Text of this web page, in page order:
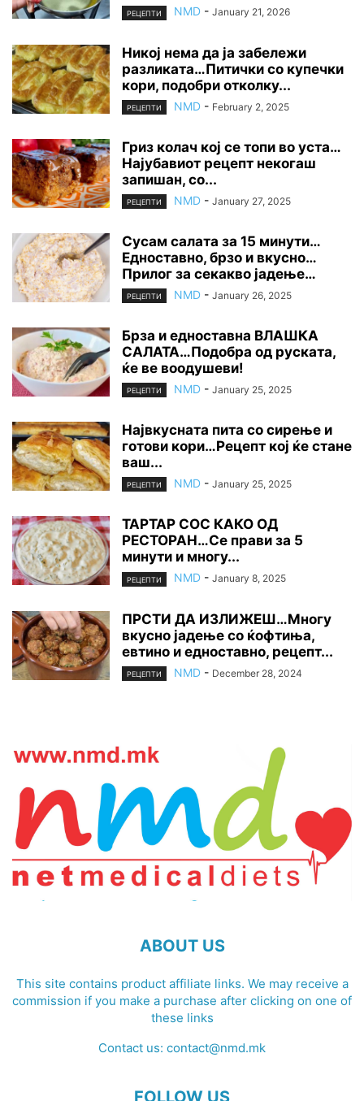
РЕЦЕПТИ NMD - January 21, 2026
Никој нема да ја забележи
разликата…Питички со купечки
кори, подобри отколку...
РЕЦЕПТИ NMD - February 2, 2025
Гриз колач кој се топи во уста…
Најубавиот рецепт некогаш
запишан, со...
РЕЦЕПТИ NMD - January 27, 2025
Сусам салата за 15 минути…
Едноставно, брзо и вкусно…
Прилог за секакво јадење…
РЕЦЕПТИ NMD - January 26, 2025
Брза и едноставна ВЛАШКА
САЛАТА…Подобра од руската,
ќе ве воодушеви!
РЕЦЕПТИ NMD - January 25, 2025
Највкусната пита со сирење и
готови кори…Рецепт кој ќе стане
ваш...
РЕЦЕПТИ NMD - January 25, 2025
ТАРТАР СОС КАКО ОД
РЕСТОРАН…Се прави за 5
минути и многу...
РЕЦЕПТИ NMD - January 8, 2025
ПРСТИ ДА ИЗЛИЖЕШ…Многу
вкусно јадење со ќофтиња,
евтино и едноставно, рецепт...
РЕЦЕПТИ NMD - December 28, 2024
ABOUT US
This site contains product affiliate links. We may receive a
commission if you make a purchase after clicking on one of
these links
Contact us: contact@nmd.mk
FOLLOW US